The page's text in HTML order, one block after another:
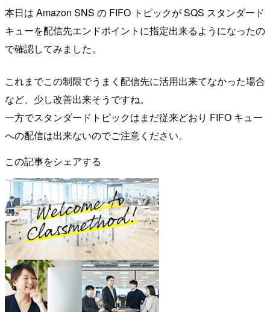
本日は Amazon SNS の FIFO トピックが SQS スタンダード
キューを配信先エンドポイントに指定出来るようになったの
で確認してみました。
これまでこの制限でうまく配信先に活用出来てなかった場合
など、少し改善出来そうですね。
一方でスタンダードトピックはまだ従来どおり FIFO キュー
への配信は出来ないのでご注意ください。
この記事をシェアする